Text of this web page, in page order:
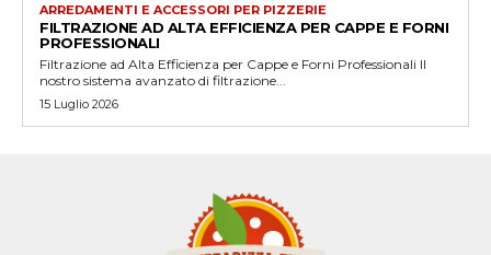
ARREDAMENTI E ACCESSORI PER PIZZERIE
FILTRAZIONE AD ALTA EFFICIENZA PER CAPPE E FORNI
PROFESSIONALI
Filtrazione ad Alta Efficienza per Cappe e Forni Professionali Il
nostro sistema avanzato di filtrazione...
15 Luglio 2026